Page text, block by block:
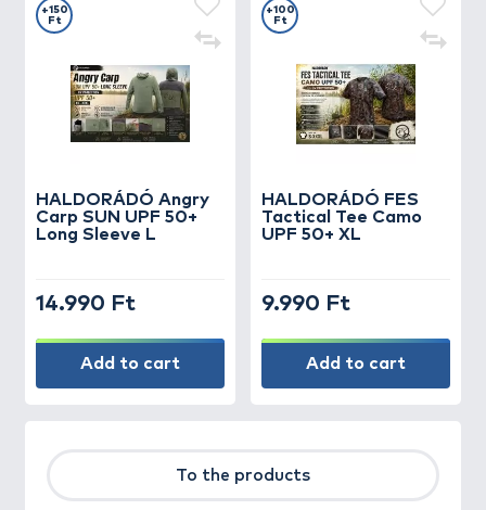
HALDORÁDÓ Angry
Carp SUN UPF 50+
Long Sleeve L
+150
Ft
14.990 Ft
Add to cart
HALDORÁDÓ FES
Tactical Tee Camo
UPF 50+ XL
+100
Ft
9.990 Ft
Add to cart
To the products